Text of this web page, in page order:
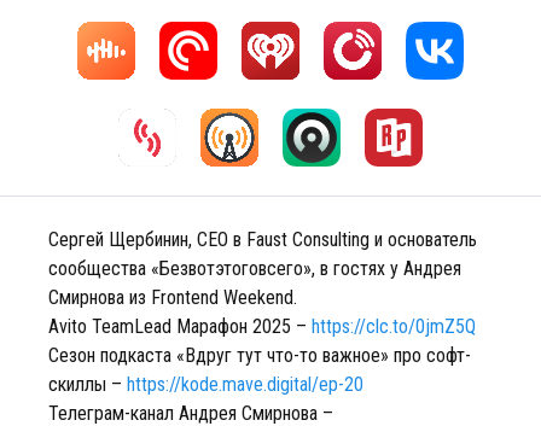
Сергей Щербинин, CEO в Faust Consulting и основатель
сообщества «Безвотэтоговсего», в гостях у Андрея
Смирнова из Frontend Weekend.
Avito TeamLead Марафон 2025 – https://clc.to/0jmZ5Q
Сезон подкаста «Вдруг тут что-то важное» про софт-
скиллы – https://kode.mave.digital/ep-20
Телеграм-канал Андрея Смирнова –